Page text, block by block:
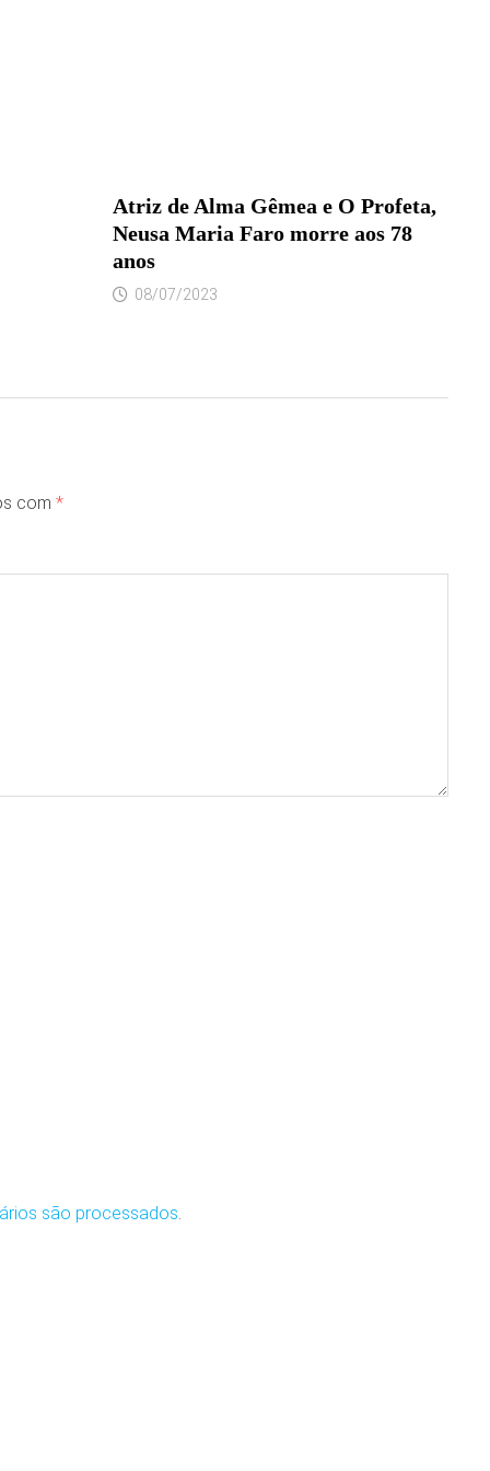
Atriz de Alma Gêmea e O Profeta,
Neusa Maria Faro morre aos 78
anos
08/07/2023
com *
são processados.